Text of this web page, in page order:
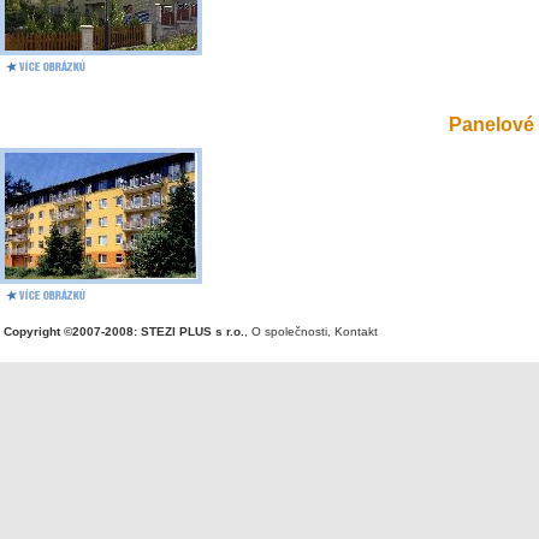
Panelové
Copyright ©2007-2008: STEZI PLUS s r.o. O společnosti Kontakt